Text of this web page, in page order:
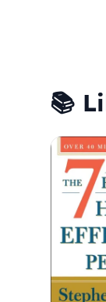
📚